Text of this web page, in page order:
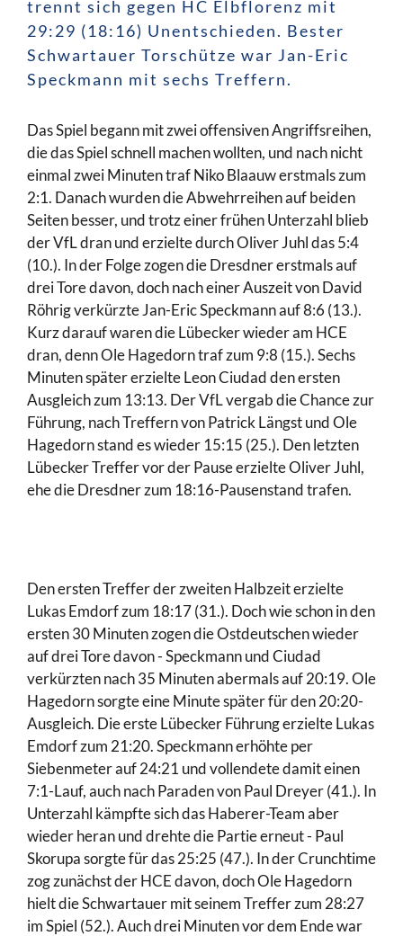
trennt sich gegen HC Elbflorenz mit
29:29 (18:16) Unentschieden. Bester
Schwartauer Torschütze war Jan-Eric
Speckmann mit sechs Treffern.
Das Spiel begann mit zwei offensiven Angriffsreihen,
die das Spiel schnell machen wollten, und nach nicht
einmal zwei Minuten traf Niko Blaauw erstmals zum
2:1. Danach wurden die Abwehrreihen auf beiden
Seiten besser, und trotz einer frühen Unterzahl blieb
der VfL dran und erzielte durch Oliver Juhl das 5:4
(10.). In der Folge zogen die Dresdner erstmals auf
drei Tore davon, doch nach einer Auszeit von David
Röhrig verkürzte Jan-Eric Speckmann auf 8:6 (13.).
Kurz darauf waren die Lübecker wieder am HCE
dran, denn Ole Hagedorn traf zum 9:8 (15.). Sechs
Minuten später erzielte Leon Ciudad den ersten
Ausgleich zum 13:13. Der VfL vergab die Chance zur
Führung, nach Treffern von Patrick Längst und Ole
Hagedorn stand es wieder 15:15 (25.). Den letzten
Lübecker Treffer vor der Pause erzielte Oliver Juhl,
ehe die Dresdner zum 18:16-Pausenstand trafen.
Den ersten Treffer der zweiten Halbzeit erzielte
Lukas Emdorf zum 18:17 (31.). Doch wie schon in den
ersten 30 Minuten zogen die Ostdeutschen wieder
auf drei Tore davon - Speckmann und Ciudad
verkürzten nach 35 Minuten abermals auf 20:19. Ole
Hagedorn sorgte eine Minute später für den 20:20-
Ausgleich. Die erste Lübecker Führung erzielte Lukas
Emdorf zum 21:20. Speckmann erhöhte per
Siebenmeter auf 24:21 und vollendete damit einen
7:1-Lauf, auch nach Paraden von Paul Dreyer (41.). In
Unterzahl kämpfte sich das Haberer-Team aber
wieder heran und drehte die Partie erneut - Paul
Skorupa sorgte für das 25:25 (47.). In der Crunchtime
zog zunächst der HCE davon, doch Ole Hagedorn
hielt die Schwartauer mit seinem Treffer zum 28:27
im Spiel (52.). Auch drei Minuten vor dem Ende war